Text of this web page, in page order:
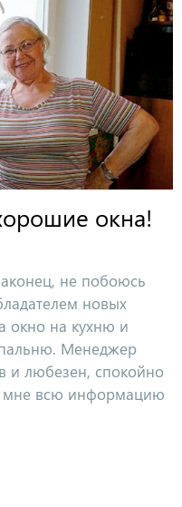
окна!
не побоюсь
новых
окно на кухню и
Менеджер
и любезен, спокойно
мне всю информацию